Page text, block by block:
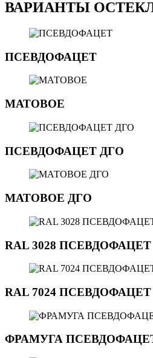
ВАРИАНТЫ
ПСЕВДОФАЦЕТ
МАТОВОЕ
ПСЕВДОФАЦЕТ ДГО
МАТОВОЕ ДГО
RAL 3028 ПСЕВДОФАЦЕТ
RAL 7024 ПСЕВДОФАЦЕТ
ФРАМУГА